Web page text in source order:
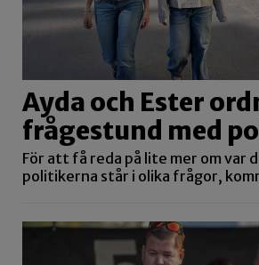
Ayda och Ester
frågestund med
För att få reda på lite mer om var
politikerna står i olika frågor,